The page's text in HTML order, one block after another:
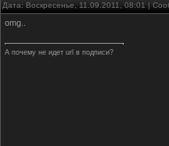
Дата: Воскресенье, 11.09.2011, 08:01 |
omg..
А почему не идет url в подписи?